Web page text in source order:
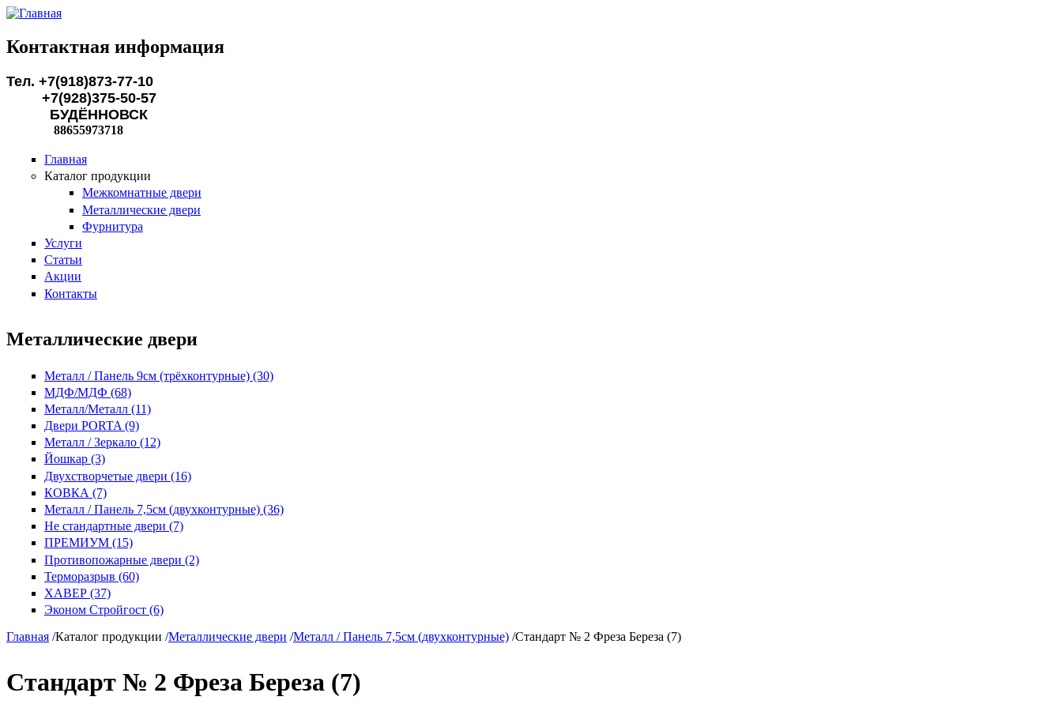
Перейти к основному содержанию
Контактная информация
Тел. +7(918)873-77-10
+7(928)375-50-57
БУДЁННОВСК
88655973718
Главная
Каталог продукции
Межкомнатные двери
Металлические двери
Фурнитура
Услуги
Статьи
Акции
Контакты
Металлические двери
Металл / Панель 9см (трёхконтурные) (30)
МДФ/МДФ (68)
Металл/Металл (11)
Двери PORTA (9)
Металл / Зеркало (12)
Йошкар (3)
Двухстворчетые двери (16)
КОВКА (7)
Металл / Панель 7,5см (двухконтурные) (36)
Не стандартные двери (7)
ПРЕМИУМ (15)
Противопожарные двери (2)
Терморазрыв (60)
ХАВЕР (37)
Эконом Стройгост (6)
Главная /Каталог продукции /Металлические двери /Металл / Панель 7,5см (двухконтурные) /Стандарт № 2 Фреза Береза (7)
Стандарт № 2 Фреза Береза (7)